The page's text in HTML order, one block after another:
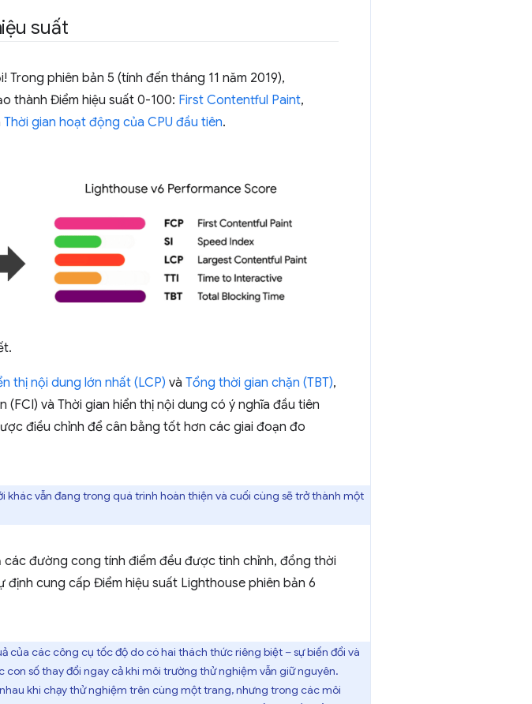
suất
phiên bản 5 (tính đến tháng 11 năm 2019),
thành Điểm hiệu suất 0-100: First Contentful Paint,
Thời gian hoạt động của CPU đầu tiên.
thị nội dung lớn nhất (LCP) và Tổng thời gian chặn (TBT),
và Thời gian hiển thị nội dung có ý nghĩa đầu tiên
điều chỉnh để cân bằng tốt hơn các giai đoạn đo
khác vẫn đang trong quá trình hoàn thiện và cuối cùng sẽ trở thành một
đường cong tính điểm đều được tinh chỉnh, đồng thời
cung cấp Điểm hiệu suất Lighthouse phiên bản 6
của các công cụ tốc độ do có hai thách thức riêng biệt – sự biến đổi và
số thay đổi ngay cả khi môi trường thử nghiệm vẫn giữ nguyên.
khi chạy thử nghiệm trên cùng một trang, nhưng trong các môi